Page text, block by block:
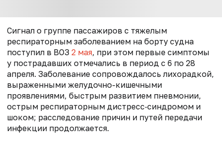
Сигнал о группе пассажиров с тяжелым
респираторным заболеванием на борту судна
поступил в ВОЗ 2 мая, при этом первые симптомы
у пострадавших отмечались в период с 6 по 28
апреля. Заболевание сопровождалось лихорадкой,
выраженными желудочно-кишечными
проявлениями, быстрым развитием пневмонии,
острым респираторным дистресс‑синдромом и
шоком; расследование причин и путей передачи
инфекции продолжается.